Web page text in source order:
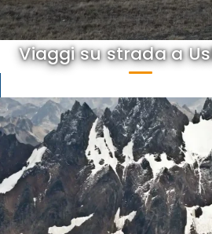
Viaggi su strada a